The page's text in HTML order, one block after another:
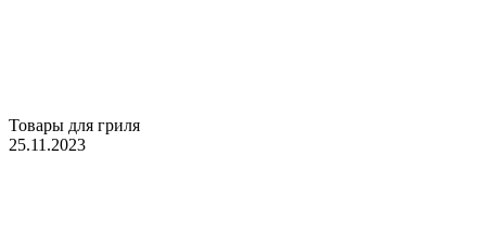
Товары для гриля
25.11.2023